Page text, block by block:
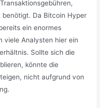
Da Bitcoin Hyper
ein enormes
viele Analysten hier ein
Sollte sich die
könnte die
nicht aufgrund von